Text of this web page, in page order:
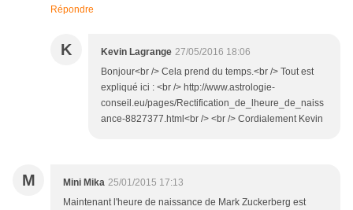
Répondre
K Kevin Lagrange 27/05/2016 18:06
Bonjour<br /> Cela prend du temps.<br /> Tout est
expliqué ici : <br /> http://www.astrologie-
conseil.eu/pages/Rectification_de_lheure_de_naiss
ance-8827377.html<br /> <br /> Cordialement Kevin
M Mini Mika 25/01/2015 17:13
Maintenant l'heure de naissance de Mark Zuckerberg est